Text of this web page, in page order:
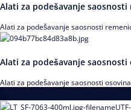
Alati za podešavanje saosnosti
Alati za podešavanje saosnosti
Alati za podešavanje saosnosti
Alati za podešavanje saosnosti osovina